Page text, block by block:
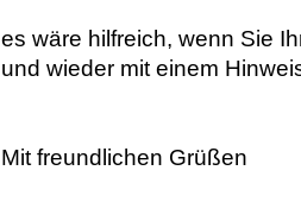
es wäre hilfreich, wenn Sie
und wieder mit einem
Mit freundlichen Grüßen